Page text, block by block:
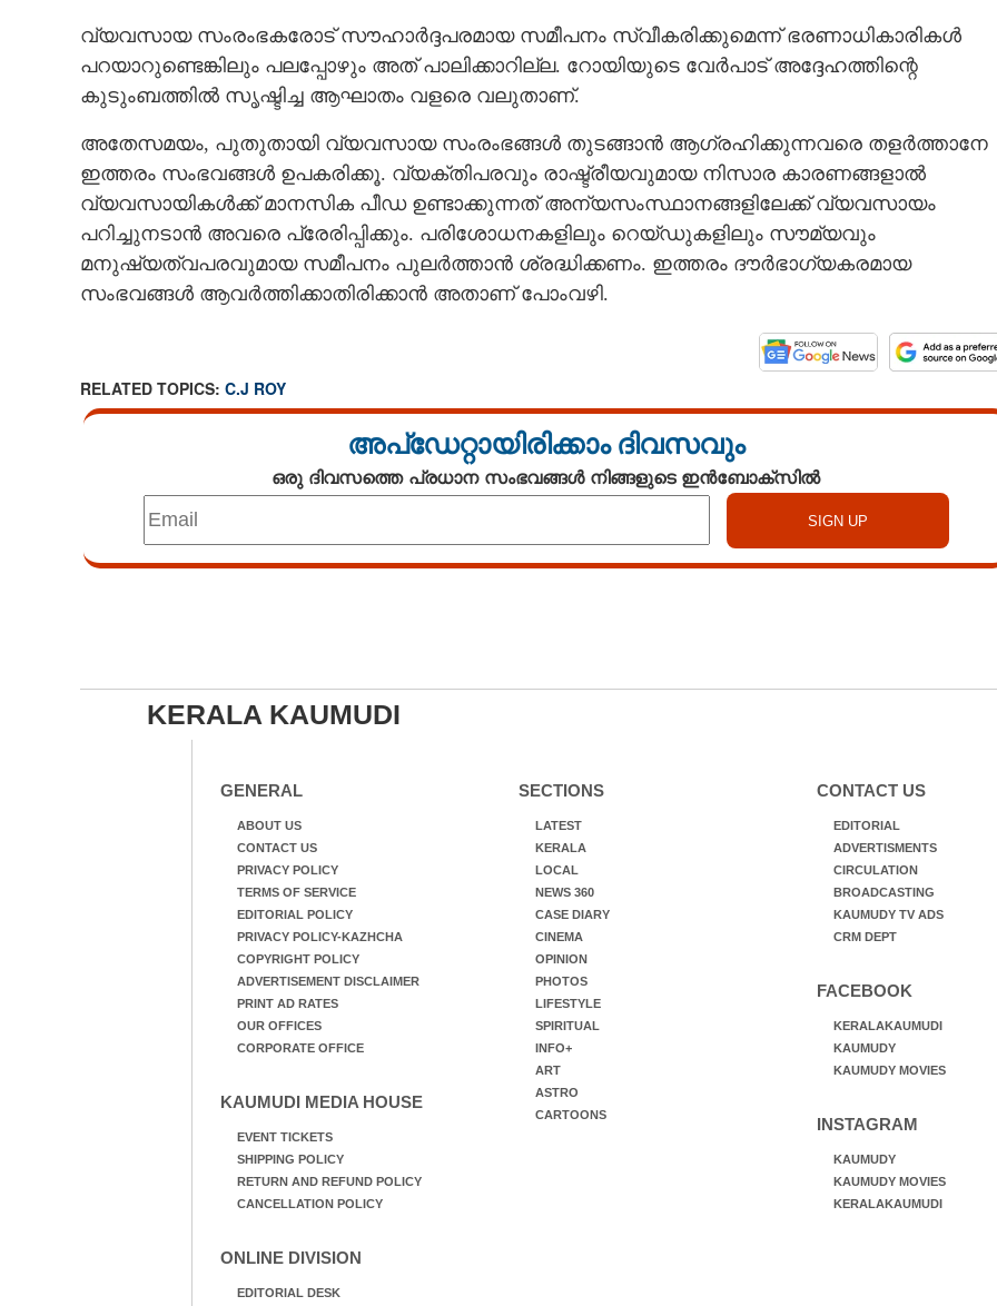
വ്യവസായ സംരംഭകരോട് സൗഹാർദ്ദപരമായ സമീപനം സ്വീകരിക്കുമെന്ന് ഭരണാധികാരികൾ
പറയാറുണ്ടെങ്കിലും പലപ്പോഴും അത് പാലിക്കാറില്ല. റോയിയുടെ വേർപാട് അദ്ദേഹത്തിന്റെ
കുടുംബത്തിൽ സൃഷ്ടിച്ച ആഘാതം വളരെ വലുതാണ്.
അതേസമയം, പുതുതായി വ്യവസായ സംരംഭങ്ങൾ തുടങ്ങാൻ ആഗ്രഹിക്കുന്നവരെ തളർത്താനേ
ഇത്തരം സംഭവങ്ങൾ ഉപകരിക്കൂ. വ്യക്തിപരവും രാഷ്ട്രീയവുമായ നിസാര കാരണങ്ങളാൽ
വ്യവസായികൾക്ക് മാനസിക പീഡ ഉണ്ടാക്കുന്നത് അന്യസംസ്ഥാനങ്ങളിലേക്ക് വ്യവസായം
പറിച്ചുനടാൻ അവരെ പ്രേരിപ്പിക്കും. പരിശോധനകളിലും റെയ്ഡുകളിലും സൗമ്യവും
മനുഷ്യത്വപരവുമായ സമീപനം പുലർത്താൻ ശ്രദ്ധിക്കണം. ഇത്തരം ദൗർഭാഗ്യകരമായ
സംഭവങ്ങൾ ആവർത്തിക്കാതിരിക്കാൻ അതാണ് പോംവഴി.
RELATED TOPICS: C.J ROY
അപ്ഡേറ്റായിരിക്കാം ദിവസവും
ഒരു ദിവസത്തെ പ്രധാന സംഭവങ്ങൾ നിങ്ങളുടെ ഇൻബോക്സിൽ
KERALA KAUMUDI
GENERAL
ABOUT US
CONTACT US
PRIVACY POLICY
TERMS OF SERVICE
EDITORIAL POLICY
PRIVACY POLICY-KAZHCHA
COPYRIGHT POLICY
ADVERTISEMENT DISCLAIMER
PRINT AD RATES
OUR OFFICES
CORPORATE OFFICE
KAUMUDI MEDIA HOUSE
EVENT TICKETS
SHIPPING POLICY
RETURN AND REFUND POLICY
CANCELLATION POLICY
ONLINE DIVISION
EDITORIAL DESK
SECTIONS
LATEST
KERALA
LOCAL
NEWS 360
CASE DIARY
CINEMA
OPINION
PHOTOS
LIFESTYLE
SPIRITUAL
INFO+
ART
ASTRO
CARTOONS
CONTACT US
EDITORIAL
ADVERTISMENTS
CIRCULATION
BROADCASTING
KAUMUDY TV ADS
CRM DEPT
FACEBOOK
KERALAKAUMUDI
KAUMUDY
KAUMUDY MOVIES
INSTAGRAM
KAUMUDY
KAUMUDY MOVIES
KERALAKAUMUDI